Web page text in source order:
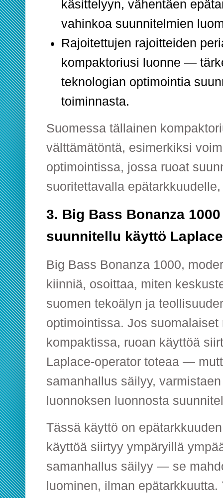
käsittelyyn, vähentäen
vahinkoa suunnitelmien
Rajoitettujen rajoitteiden
kompaktoriusi luonne —
teknologian optimointia
toiminnasta.
Suomessa tällainen
välttämätöntä, esimerkiksi
optimointissa, jossa ruoat
suoritettavalla
3. Big Bass Bonanza
suunnitellu käyttö
Big Bass Bonanza 1000,
kiinniä, osoittaa, miten
suomen tekoälyn ja
optimointissa. Jos suomalaiset
kompaktissa, ruoan käyttöä
Laplace-operator toteaa —
samanhallus säilyy,
luonnoksen luonnosta
Tässä käyttö on
käyttöä siirtyy ympäryillä
samanhallus säilyy — se
luominen, ilman